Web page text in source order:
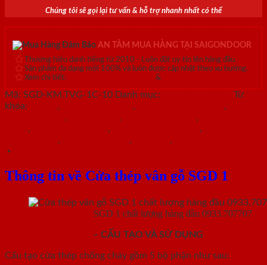
Chúng tôi sẽ gọi lại tư vấn & hỗ trợ nhanh nhất có thể
AN TÂM MUA HÀNG TẠI SAIGONDOOR
Thương hiệu danh tiếng từ 2010 - Luôn đặt uy tín lên hàng đầu.
Sản phẩm đa dạng mới 100% và luôn được cập nhật theo xu hướng.
Xem chi tiết:
&
Mã: SGD-KM.TVG-1C-10 Danh mục:
Từ
khóa:
, , ,
, , ,
, , ,
, , ,
Thông tin về Cửa thép vân gỗ SGD 1
SGD 1 chất lượng hàng đầu 0933.707707
– CẤU TẠO VÀ SỬ DỤNG
Cấu tạo cửa thép chống cháy gồm 5 bộ phận như sau: